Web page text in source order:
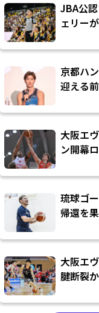
JBA公
ェリー
平は
れを告
京都ハ
迎える
チーム
められ
大阪エ
ン開幕
FIGHT
し進め
琉球ゴ
帰還を
「1人
んなが
いく」
大阪エ
腱断裂
哉と契
に立ち